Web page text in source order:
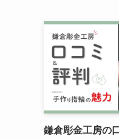
鎌倉彫金工房の